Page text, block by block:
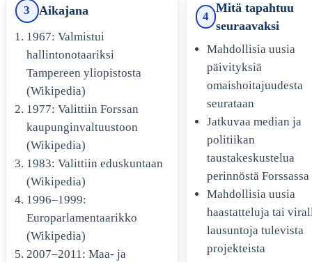
YHTEYSTIEDOT
MAINONTA
3 Aikajana
1967: Valmistui
hallintonotaariksi
Tampereen yliopistosta
(Wikipedia)
1977: Valittiin Forssan
kaupunginvaltuustoon
(Wikipedia)
1983: Valittiin eduskuntaan
(Wikipedia)
1996–1999:
Europarlamentaarikko
(Wikipedia)
2007–2011: Maa- ja
4
Mitä tapahtuu
seuraavaksi
Mahdollisia uusia
päivityksiä
omaishoitajuudesta
seurataan
Jatkuvaa median ja
politiikan
taustakeskustelua
perinnöstä Forssassa
Mahdollisia uusia
haastatteluja tai
lausuntoja tulevista
projekteista